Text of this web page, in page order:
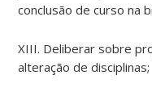
conclusão de curso na
XIII. Deliberar sobre
alteração de disciplinas;